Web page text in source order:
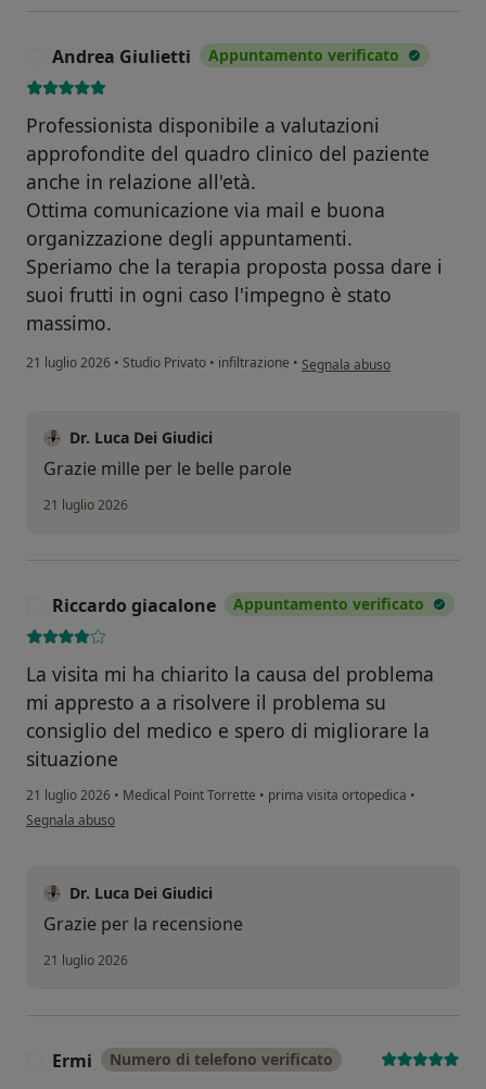
Andrea Giulietti Appuntamento verificato
Professionista disponibile a valutazioni
approfondite del quadro clinico del paziente
anche in relazione all'età.
Ottima comunicazione via mail e buona
organizzazione degli appuntamenti.
Speriamo che la terapia proposta possa dare i
suoi frutti in ogni caso l'impegno è stato
massimo.
21 luglio 2026 • Studio Privato • infiltrazione • secondo l'opinione dell'utente
Segnala abuso
Dr. Luca Dei Giudici
Grazie mille per le belle parole
21 luglio 2026
Riccardo giacalone Appuntamento verificato
La visita mi ha chiarito la causa del problema
mi appresto a a risolvere il problema su
consiglio del medico e spero di migliorare la
situazione
21 luglio 2026 • Medical Point Torrette • prima visita ortopedica •
secondo l'opinione dell'utente Riccardo giacalone
Segnala abuso
Dr. Luca Dei Giudici
Grazie per la recensione
21 luglio 2026
Ermi Numero di telefono verificato